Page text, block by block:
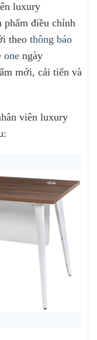
luxury
phẩm điều chỉnh
theo thông báo
one ngày
mới, cải tiến và
viên luxury